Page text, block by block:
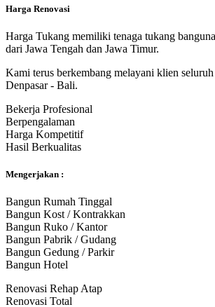
Harga Renovasi
Harga Tukang memiliki tenaga tukang
dari Jawa Tengah dan Jawa Timur.
Kami terus berkembang melayani klien
Denpasar - Bali.
Bekerja Profesional
Berpengalaman
Harga Kompetitif
Hasil Berkualitas
Mengerjakan :
Bangun Rumah Tinggal
Bangun Kost / Kontrakkan
Bangun Ruko / Kantor
Bangun Pabrik / Gudang
Bangun Gedung / Parkir
Bangun Hotel
Renovasi Rehap Atap
Renovasi Total